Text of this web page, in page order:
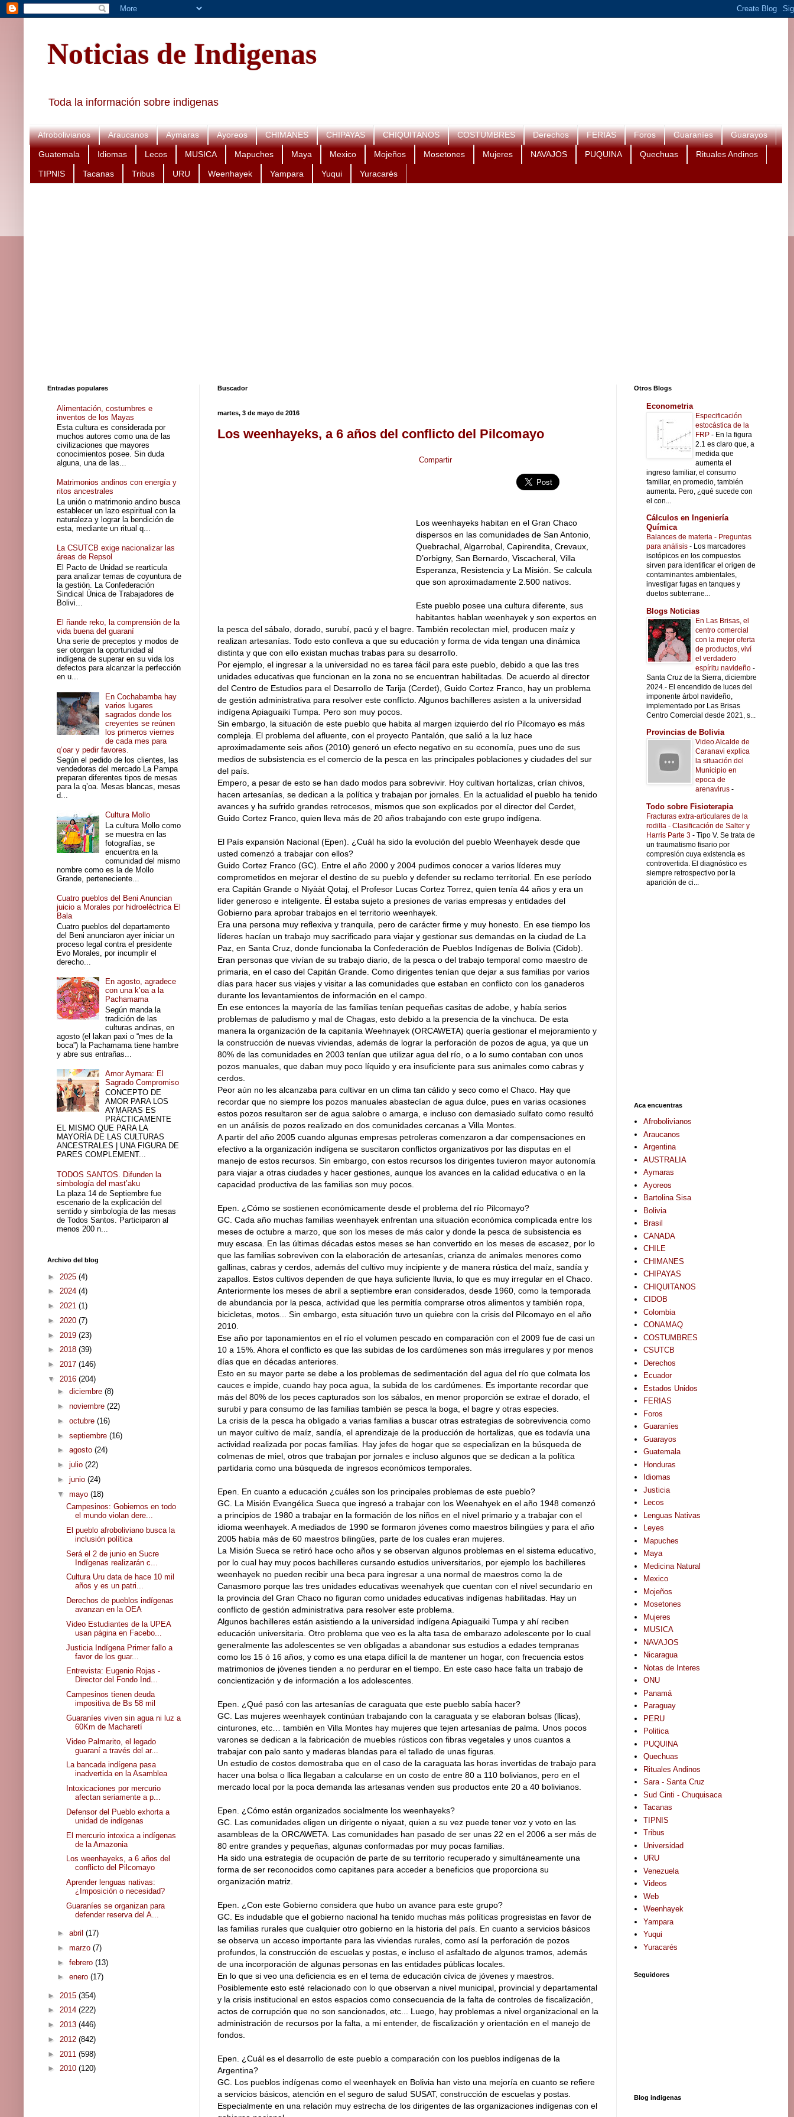
Noticias de Indigenas
Toda la información sobre indigenas
Afrobolivianos Araucanos Aymaras Ayoreos CHIMANES CHIPAYAS CHIQUITANOS COSTUMBRES Derechos FERIAS Foros Guaraníes Guarayos
Guatemala Idiomas Lecos MUSICA Mapuches Maya Mexico Mojeños Mosetones Mujeres NAVAJOS PUQUINA Quechuas Rituales Andinos
TIPNIS Tacanas Tribus URU Weenhayek Yampara Yuqui Yuracarés
Buscador
martes, 3 de mayo de 2016
Los weenhayeks, a 6 años del conflicto del Pilcomayo
Compartir
Los weenhayeks habitan en el Gran Chaco
dispersos en las comunidades de San Antonio,
Quebrachal, Algarrobal, Capirendita, Crevaux,
D’orbigny, San Bernardo, Viscacheral, Villa
Esperanza, Resistencia y La Misión. Se calcula
que son aproximadamente 2.500 nativos.
Este pueblo posee una cultura diferente, sus
habitantes hablan weenhayek y son expertos en
la pesca del sábalo, dorado, surubí, pacú y el bagre. También recolectan miel, producen maíz y
realizan artesanías. Todo esto conlleva a que su educación y forma de vida tengan una dinámica
distinta y que con ello existan muchas trabas para su desarrollo.
Por ejemplo, el ingresar a la universidad no es tarea fácil para este pueblo, debido a que las tres
unidades educativas que funcionan en la zona no se encuentran habilitadas. De acuerdo al director
del Centro de Estudios para el Desarrollo de Tarija (Cerdet), Guido Cortez Franco, hay un problema
de gestión administrativa para resolver este conflicto. Algunos bachilleres asisten a la universidad
indígena Apiaguaiki Tumpa. Pero son muy pocos.
Sin embargo, la situación de este pueblo que habita al margen izquierdo del río Pilcomayo es más
compleja. El problema del afluente, con el proyecto Pantalón, que salió a la luz hace
aproximadamente seis años (2010) generó un efecto negativo en su economía, pues uno de sus
medios de subsistencia es el comercio de la pesca en las principales poblaciones y ciudades del sur
del país.
Empero, a pesar de esto se han dado modos para sobrevivir. Hoy cultivan hortalizas, crían chivos,
hacen artesanías, se dedican a la política y trabajan por jornales. En la actualidad el pueblo ha tenido
avances y ha sufrido grandes retrocesos, mismos que son explicados por el director del Cerdet,
Guido Cortez Franco, quien lleva más de 20 años trabajando con este grupo indígena.
El País expansión Nacional (Epen). ¿Cuál ha sido la evolución del pueblo Weenhayek desde que
usted comenzó a trabajar con ellos?
Guido Cortez Franco (GC). Entre el año 2000 y 2004 pudimos conocer a varios líderes muy
comprometidos en mejorar el destino de su pueblo y defender su reclamo territorial. En ese período
era Capitán Grande o Niyààt Qotaj, el Profesor Lucas Cortez Torrez, quien tenía 44 años y era un
líder generoso e inteligente. Él estaba sujeto a presiones de varias empresas y entidades del
Gobierno para aprobar trabajos en el territorio weenhayek.
Era una persona muy reflexiva y tranquila, pero de carácter firme y muy honesto. En ese tiempo los
líderes hacían un trabajo muy sacrificado para viajar y gestionar sus demandas en la ciudad de La
Paz, en Santa Cruz, donde funcionaba la Confederación de Pueblos Indígenas de Bolivia (Cidob).
Eran personas que vivían de su trabajo diario, de la pesca o del trabajo temporal como maestro de
primaria, en el caso del Capitán Grande. Como dirigentes tenían que dejar a sus familias por varios
días para hacer sus viajes y visitar a las comunidades que estaban en conflicto con los ganaderos
durante los levantamientos de información en el campo.
En ese entonces la mayoría de las familias tenían pequeñas casitas de adobe, y había serios
problemas de paludismo y mal de Chagas, esto debido a la presencia de la vinchuca. De esta
manera la organización de la capitanía Weehnayek (ORCAWETA) quería gestionar el mejoramiento y
la construcción de nuevas viviendas, además de lograr la perforación de pozos de agua, ya que un
80% de las comunidades en 2003 tenían que utilizar agua del río, o a lo sumo contaban con unos
pozos manuales, que daban muy poco líquido y era insuficiente para sus animales como cabras y
cerdos.
Peor aún no les alcanzaba para cultivar en un clima tan cálido y seco como el Chaco. Hay que
recordar que no siempre los pozos manuales abastecían de agua dulce, pues en varias ocasiones
estos pozos resultaron ser de agua salobre o amarga, e incluso con demasiado sulfato como resultó
en un análisis de pozos realizado en dos comunidades cercanas a Villa Montes.
A partir del año 2005 cuando algunas empresas petroleras comenzaron a dar compensaciones en
efectivo a la organización indígena se suscitaron conflictos organizativos por las disputas en el
manejo de estos recursos. Sin embargo, con estos recursos los dirigentes tuvieron mayor autonomía
para viajar a otras ciudades y hacer gestiones, aunque los avances en la calidad educativa o en la
capacidad productiva de las familias son muy pocos.
Epen. ¿Cómo se sostienen económicamente desde el problema del río Pilcomayo?
GC. Cada año muchas familias weenhayek enfrentan una situación económica complicada entre los
meses de octubre a marzo, que son los meses de más calor y donde la pesca de subsistencia es
muy escasa. En las últimas décadas estos meses se han convertido en los meses de escasez, por lo
que las familias sobreviven con la elaboración de artesanías, crianza de animales menores como
gallinas, cabras y cerdos, además del cultivo muy incipiente y de manera rústica del maíz, sandía y
zapallos. Estos cultivos dependen de que haya suficiente lluvia, lo que es muy irregular en el Chaco.
Anteriormente los meses de abril a septiembre eran considerados, desde 1960, como la temporada
de abundancia por la pesca, actividad que les permitía comprarse otros alimentos y también ropa,
bicicletas, motos... Sin embargo, esta situación tuvo un quiebre con la crisis del Pilcomayo en el año
2010.
Ese año por taponamientos en el río el volumen pescado en comparación con el 2009 fue de casi un
10 a 15%. Ahora el conflicto es que las subidas de los cardúmenes son más irregulares y por menos
días que en décadas anteriores.
Esto en su mayor parte se debe a los problemas de sedimentación del agua del río que colmata los
cauces e impide, cuando hay poca agua, la subida de los cardúmenes. Es importante recordar que
más del 80% de los peces capturados son los sábalos, en menor proporción se extrae el dorado, el
surubí y para consumo de las familias también se pesca la boga, el bagre y otras especies.
La crisis de la pesca ha obligado a varias familias a buscar otras estrategias de sobrevivencia como
un mayor cultivo de maíz, sandía, el aprendizaje de la producción de hortalizas, que es todavía una
actividad realizada por pocas familias. Hay jefes de hogar que se especializan en la búsqueda de
colmenas de miel, otros que trabajan por jornales e incluso algunos que se dedican a la política
partidaria como una búsqueda de ingresos económicos temporales.
Epen. En cuanto a educación ¿cuáles son los principales problemas de este pueblo?
GC. La Misión Evangélica Sueca que ingresó a trabajar con los Weenahyek en el año 1948 comenzó
a principios de 1980 a trabajar en la formación de los niños en el nivel primario y a trabajar con el
idioma weenhayek. A mediados de 1990 se formaron jóvenes como maestros bilingües y para el año
2005 había más de 60 maestros bilingües, parte de los cuales eran mujeres.
La Misión Sueca se retiró hace ocho años y se observan algunos problemas en el sistema educativo,
por lo cual hay muy pocos bachilleres cursando estudios universitarios, por ejemplo los bachilleres
weenhayek no pueden recibir una beca para ingresar a una normal de maestros como la de
Canasmoro porque las tres unidades educativas weenahyek que cuentan con el nivel secundario en
la provincia del Gran Chaco no figuran como unidades educativas indígenas habilitadas. Hay un
conflicto de gestión administrativa para resolver este problema.
Algunos bachilleres están asistiendo a la universidad indígena Apiaguaiki Tumpa y ahí reciben
educación universitaria. Otro problema que veo es la alta tasa de embarazo adolescente por lo cual
generalmente las adolescentes se ven obligadas a abandonar sus estudios a edades tempranas
como los 15 ó 16 años, y como es una etapa difícil la de mantener un hogar, con frecuencia estos
matrimonios de jóvenes tienden a no perdurar en el tiempo. En este caso hace falta un trabajo de
concientización y de información a los adolescentes.
Epen. ¿Qué pasó con las artesanías de caraguata que este pueblo sabía hacer?
GC. Las mujeres weenhayek continúan trabajando con la caraguata y se elaboran bolsas (llicas),
cinturones, etc… también en Villa Montes hay mujeres que tejen artesanías de palma. Unos pocos
varones se dedican a la fabricación de muebles rústicos con fibras vegetales y unos cuantos a
trabajar con palo santo y maderas blandas para el tallado de unas figuras.
Un estudio de costos demostraba que en el caso de la caraguata las horas invertidas de trabajo para
hacer una bolsa o llica llegaban a calcularse en un costo de entre 80 a 110 bolivianos, pero en el
mercado local por la poca demanda las artesanas venden sus productos ente 20 a 40 bolivianos.
Epen. ¿Cómo están organizados socialmente los weenhayeks?
GC. Las comunidades eligen un dirigente o niyaat, quien a su vez puede tener voz y voto en las
asambleas de la ORCAWETA. Las comunidades han pasado de ser unas 22 en el 2006 a ser más de
80 entre grandes y pequeñas, algunas conformadas por muy pocas familias.
Ha sido una estrategia de ocupación de parte de su territorio recuperado y simultáneamente una
forma de ser reconocidos como capitanes para acceder a beneficios que proporciona su
organización matriz.
Epen. ¿Con este Gobierno considera que hubo un avance para este grupo?
GC. Es indudable que el gobierno nacional ha tenido muchas más políticas progresistas en favor de
las familias rurales que cualquier otro gobierno en la historia del país. En cuanto a servicios básicos
se observa un acceso importante para las viviendas rurales, como así la perforación de pozos
profundos, la construcción de escuelas y postas, e incluso el asfaltado de algunos tramos, además
de una incorporación de algunas personas en las entidades públicas locales.
En lo que si veo una deficiencia es en el tema de educación cívica de jóvenes y maestros.
Posiblemente esto esté relacionado con lo que observan a nivel municipal, provincial y departamental
y la crisis institucional en estos espacios como consecuencia de la falta de controles de fiscalización,
actos de corrupción que no son sancionados, etc... Luego, hay problemas a nivel organizacional en la
administración de recursos por la falta, a mi entender, de fiscalización y orientación en el manejo de
fondos.
Epen. ¿Cuál es el desarrollo de este pueblo a comparación con los pueblos indígenas de la
Argentina?
GC. Los pueblos indígenas como el weenhayek en Bolivia han visto una mejoría en cuanto se refiere
a servicios básicos, atención en el seguro de salud SUSAT, construcción de escuelas y postas.
Especialmente en una relación muy estrecha de los dirigentes de las organizaciones indígenas con el
Entradas populares
Alimentación, costumbres e
inventos de los Mayas
Esta cultura es considerada por
muchos autores como una de las
civilizaciones que mayores
conocimientos posee. Sin duda
alguna, una de las...
Matrimonios andinos con energía y
ritos ancestrales
La unión o matrimonio andino busca
establecer un lazo espiritual con la
naturaleza y lograr la bendición de
esta, mediante un ritual q...
La CSUTCB exige nacionalizar las
áreas de Repsol
El Pacto de Unidad se rearticula
para analizar temas de coyuntura de
la gestión. La Confederación
Sindical Única de Trabajadores de
Bolivi...
El ñande reko, la comprensión de la
vida buena del guaraní
Una serie de preceptos y modos de
ser otorgan la oportunidad al
indígena de superar en su vida los
defectos para alcanzar la perfección
en u...
En Cochabamba hay
varios lugares
sagrados donde los
creyentes se reúnen
los primeros viernes
de cada mes para
q’oar y pedir favores.
Según el pedido de los clientes, las
vendedoras del mercado La Pampa
preparan diferentes tipos de mesas
para la q’oa. Mesas blancas, mesas
d...
Cultura Mollo
La cultura Mollo como
se muestra en las
fotografías, se
encuentra en la
comunidad del mismo
nombre como es la de Mollo
Grande, perteneciente...
Cuatro pueblos del Beni Anuncian
juicio a Morales por hidroeléctrica El
Bala
Cuatro pueblos del departamento
del Beni anunciaron ayer iniciar un
proceso legal contra el presidente
Evo Morales, por incumplir el
derecho...
En agosto, agradece
con una k’oa a la
Pachamama
Según manda la
tradición de las
culturas andinas, en
agosto (el lakan paxi o “mes de la
boca”) la Pachamama tiene hambre
y abre sus entrañas...
Amor Aymara: El
Sagrado Compromiso
CONCEPTO DE
AMOR PARA LOS
AYMARAS ES
PRÁCTICAMENTE
EL MISMO QUE PARA LA
MAYORÍA DE LAS CULTURAS
ANCESTRALES | UNA FIGURA DE
PARES COMPLEMENT...
TODOS SANTOS. Difunden la
simbología del mast’aku
La plaza 14 de Septiembre fue
escenario de la explicación del
sentido y simbología de las mesas
de Todos Santos. Participaron al
menos 200 n...
Archivo del blog
► 2025 (4)
► 2024 (4)
► 2021 (1)
► 2020 (7)
► 2019 (23)
► 2018 (39)
► 2017 (146)
▼ 2016 (204)
► diciembre (8)
► noviembre (22)
► octubre (16)
► septiembre (16)
► agosto (24)
► julio (22)
► junio (24)
▼ mayo (18)
Campesinos: Gobiernos en todo
el mundo violan dere...
El pueblo afroboliviano busca la
inclusión política
Será el 2 de junio en Sucre
Indígenas realizarán c...
Cultura Uru data de hace 10 mil
años y es un patri...
Derechos de pueblos indígenas
avanzan en la OEA
Video Estudiantes de la UPEA
usan página en Facebo...
Justicia Indígena Primer fallo a
favor de los guar...
Entrevista: Eugenio Rojas -
Director del Fondo Ind...
Campesinos tienen deuda
impositiva de Bs 58 mil
Guaraníes viven sin agua ni luz a
60Km de Macharetí
Video Palmarito, el legado
guaraní a través del ar...
La bancada indígena pasa
inadvertida en la Asamblea
Intoxicaciones por mercurio
afectan seriamente a p...
Defensor del Pueblo exhorta a
unidad de indígenas
El mercurio intoxica a indígenas
de la Amazonia
Los weenhayeks, a 6 años del
conflicto del Pilcomayo
Aprender lenguas nativas:
¿Imposición o necesidad?
Guaraníes se organizan para
defender reserva del A...
► abril (17)
► marzo (7)
► febrero (13)
► enero (17)
► 2015 (354)
► 2014 (222)
► 2013 (446)
► 2012 (842)
► 2011 (598)
► 2010 (120)
Otros Blogs
Econometria
Especificación
estocástica de la
FRP - En la figura
2.1 es claro que, a
medida que
aumenta el
ingreso familiar, el consumo
familiar, en promedio, también
aumenta. Pero, ¿qué sucede con
el con...
Cálculos en Ingeniería
Química
Balances de materia - Preguntas
para análisis - Los marcadores
isotópicos en los compuestos
sirven para identificar el origen de
contaminantes ambientales,
investigar fugas en tanques y
duetos subterrane...
Blogs Noticias
En Las Brisas, el
centro comercial
con la mejor oferta
de productos, viví
el verdadero
espíritu navideño -
Santa Cruz de la Sierra, diciembre
2024.- El encendido de luces del
imponente árbol navideño,
implementado por Las Brisas
Centro Comercial desde 2021, s...
Provincias de Bolivia
Video Alcalde de
Caranavi explica
la situación del
Municipio en
epoca de
arenavirus -
Todo sobre Fisioterapia
Fracturas extra-articulares de la
rodilla - Clasificación de Salter y
Harris Parte 3 - Tipo V. Se trata de
un traumatismo fisario por
compresión cuya existencia es
controvertida. El diagnóstico es
siempre retrospectivo por la
aparición de ci...
Aca encuentras
Afrobolivianos
Araucanos
Argentina
AUSTRALIA
Aymaras
Ayoreos
Bartolina Sisa
Bolivia
Brasil
CANADA
CHILE
CHIMANES
CHIPAYAS
CHIQUITANOS
CIDOB
Colombia
CONAMAQ
COSTUMBRES
CSUTCB
Derechos
Ecuador
Estados Unidos
FERIAS
Foros
Guaraníes
Guarayos
Guatemala
Honduras
Idiomas
Justicia
Lecos
Lenguas Nativas
Leyes
Mapuches
Maya
Medicina Natural
Mexico
Mojeños
Mosetones
Mujeres
MUSICA
NAVAJOS
Nicaragua
Notas de Interes
ONU
Panamá
Paraguay
PERU
Politica
PUQUINA
Quechuas
Rituales Andinos
Sara - Santa Cruz
Sud Cinti - Chuquisaca
Tacanas
TIPNIS
Tribus
Universidad
URU
Venezuela
Videos
Web
Weenhayek
Yampara
Yuqui
Yuracarés
Seguidores
Blog indigenas